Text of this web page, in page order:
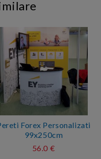
Forex Personalizati
99x250cm
56.0 €